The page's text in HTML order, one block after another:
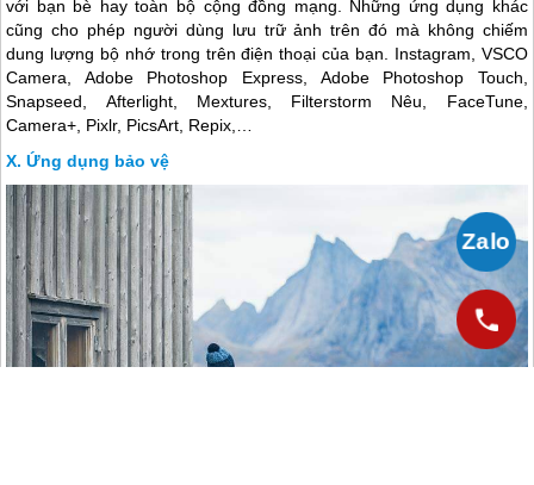
với bạn bè hay toàn bộ cộng đồng mạng. Những ứng dụng khác
cũng cho phép người dùng lưu trữ ảnh trên đó mà không chiếm
dung lượng bộ nhớ trong trên điện thoại của bạn. Instagram, VSCO
Camera, Adobe Photoshop Express, Adobe Photoshop Touch,
Snapseed, Afterlight, Mextures, Filterstorm Nêu, FaceTune,
Camera+, Pixlr, PicsArt, Repix,…
Ứng dụng bảo vệ